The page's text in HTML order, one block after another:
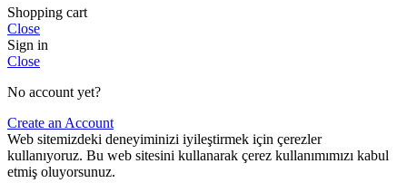
Shopping cart
Close
Sign in
Close
No account yet?
Create an Account
Web sitemizdeki deneyiminizi iyileştirmek için çerezler
kullanıyoruz. Bu web sitesini kullanarak çerez kullanımımızı kabul
etmiş oluyorsunuz.